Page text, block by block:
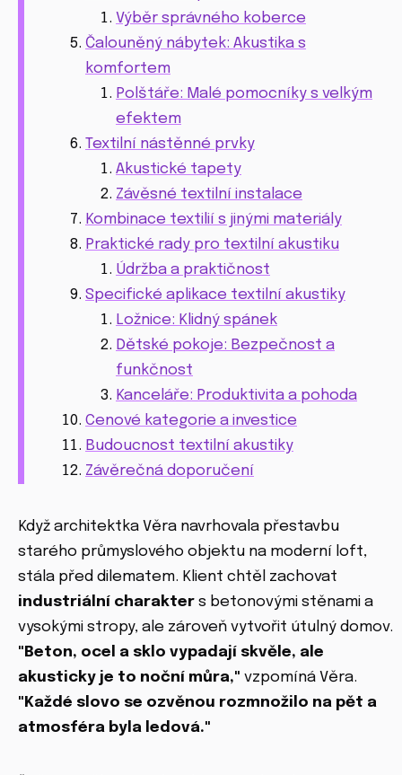
Výběr správného koberce
Čalouněný nábytek: Akustika s
komfortem
Polštáře: Malé pomocníky s velkým
efektem
Textilní nástěnné prvky
Akustické tapety
Závěsné textilní instalace
Kombinace textilií s jinými materiály
Praktické rady pro textilní akustiku
Údržba a praktičnost
Specifické aplikace textilní akustiky
Ložnice: Klidný spánek
Dětské pokoje: Bezpečnost a
funkčnost
Kanceláře: Produktivita a pohoda
Cenové kategorie a investice
Budoucnost textilní akustiky
Závěrečná doporučení
Když architektka Věra navrhovala přestavbu
starého průmyslového objektu na moderní loft,
stála před dilematem. Klient chtěl zachovat
industriální charakter s betonovými stěnami a
vysokými stropy, ale zároveň vytvořit útulný domov.
"Beton, ocel a sklo vypadají skvěle, ale
akusticky je to noční můra," vzpomíná Věra.
"Každé slovo se ozvěnou rozmnožilo na pět a
atmosféra byla ledová."